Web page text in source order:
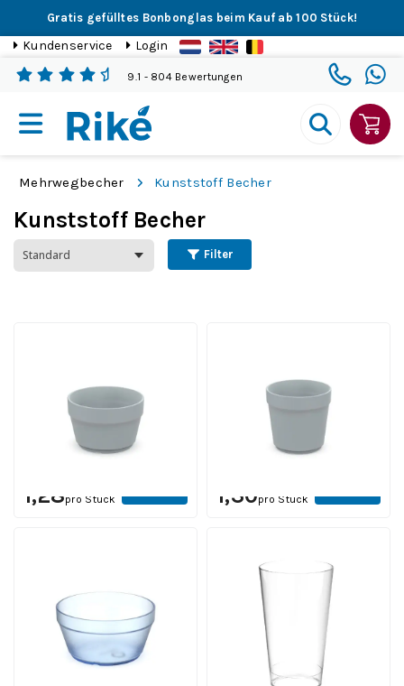
Gratis gefülltes Bonbonglas beim Kauf ab 100 Stück!
Kundenservice Login
9.1 - 804 Bewertungen
Mehrwegbecher Kunststoff Becher
Kunststoff Becher
Filter
Inhalt 50 ml. | Ab 234
12 Werktagen einschl.
1,28pro Stück
Inhalt 80 ml. | Ab 234
12 Werktagen einschl.
1,30pro Stück
Inhalt 100 ml. | Ab 368
Stück
12 Werktagen einschl.
Recycelbar
Festivalbecher
Kunststoff 30 cl.
Inhalt 30 cl. | ab 250 Stück
12 Werktagen einschl.